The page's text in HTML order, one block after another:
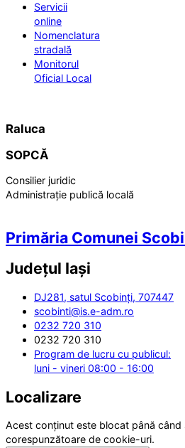
Servicii
online
Nomenclatura
stradală
Monitorul
Oficial Local
Raluca
SOPCĂ
Consilier juridic
Administrație publică locală
Primăria Comunei
Județul Iași
DJ281, satul Scobinți, 707447
scobinti@is.e-adm.ro
0232 720 310
0232 720 310
Program de lucru cu publicul:
luni - vineri 08:00 - 16:00
Localizare
Acest conținut este blocat până
corespunzătoare de cookie-uri.